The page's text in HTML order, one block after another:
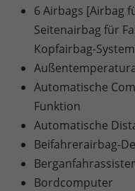
6 Airbags [Airbag
Seitenairbag für
Kopfairbag-
Automatische
Funktion
Automatische
Beifahrerairbag-
Bordcomputer